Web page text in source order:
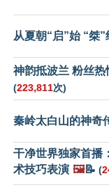
从夏朝“启”始 “桀
神韵抵波兰 粉丝
(223,811次)
秦岭太白山的神奇
干净世界独家首播
术技巧表演 🖼️📝 (